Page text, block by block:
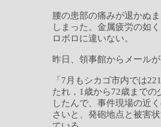
腰の患部の痛みが退かぬ
しまった。金属疲労の如
ロボロに違いない。
昨日、領事館からメール
「7月もシカゴ市内では
たれ，1歳から72歳までの
したんで、事件現場の近
さいと、発砲地点と被害